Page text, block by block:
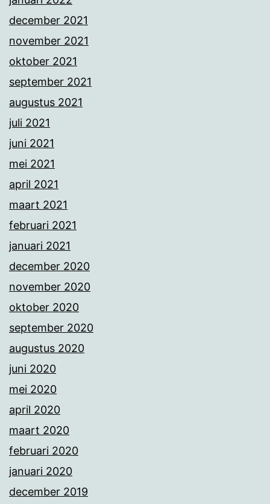
december 2021
november 2021
oktober 2021
september 2021
augustus 2021
juli 2021
juni 2021
mei 2021
april 2021
maart 2021
februari 2021
januari 2021
december 2020
november 2020
oktober 2020
september 2020
augustus 2020
juni 2020
mei 2020
april 2020
maart 2020
februari 2020
januari 2020
december 2019